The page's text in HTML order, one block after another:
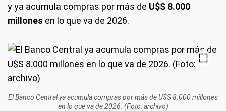
y ya acumula compras por más de U$S 8.000
millones en lo que va de 2026.
El Banco Central ya acumula compras por más de U$S 8.000 millones
en lo que va de 2026. (Foto: archivo)